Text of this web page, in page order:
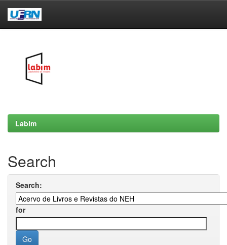
Labim
Search
Search:
for